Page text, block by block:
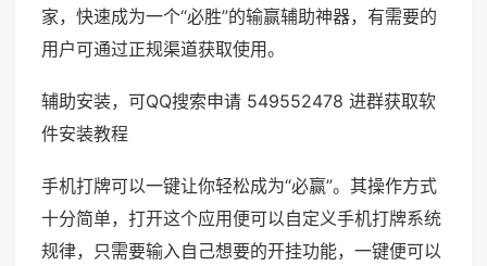
家，快速成为一个“必胜”的输赢辅助神器，有需要的
用户可通过正规渠道获取使用。
辅助安装，可QQ搜索申请 549552478 进群获取软
件安装教程
手机打牌可以一键让你轻松成为“必赢”。其操作方式
十分简单，打开这个应用便可以自定义手机打牌系统
规律，只需要输入自己想要的开挂功能，一键便可以